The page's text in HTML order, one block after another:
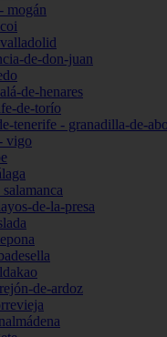
mogán
de-don-juan
de-henares
de-torío
tenerife - granadilla-de-
vigo
de-la-presa
de-ardoz